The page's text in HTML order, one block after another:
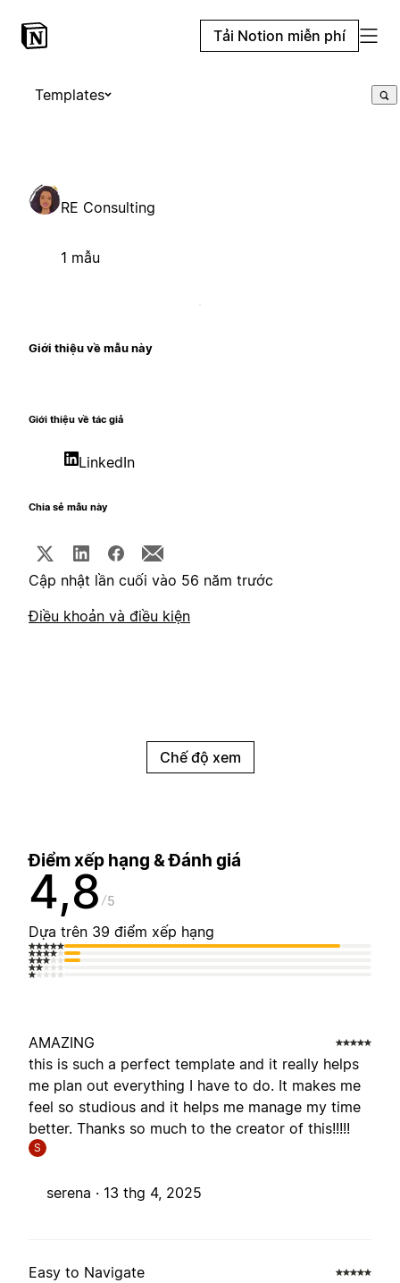
Tải Notion miễn phí
Templates
RE Consulting
1 mẫu
Giới thiệu về mẫu này
Giới thiệu về tác giả
LinkedIn
Chia sẻ mẫu này
Cập nhật lần cuối vào 56 năm trước
Điều khoản và điều kiện
Chế độ xem
Điểm xếp hạng & Đánh giá
4,8 5
Dựa trên 39 điểm xếp hạng
AMAZING
this is such a perfect template and it really helps
me plan out everything I have to do. It makes me
feel so studious and it helps me manage my time
better. Thanks so much to the creator of this!!!!!
S
serena · 13 thg 4, 2025
Easy to Navigate